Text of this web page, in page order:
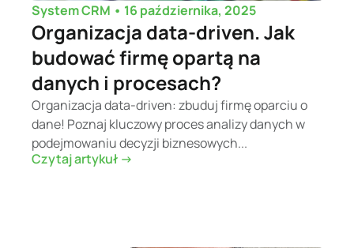
System CRM • 16 października, 2025
Organizacja data-driven. Jak
budować firmę opartą na
danych i procesach?
Organizacja data-driven: zbuduj firmę oparciu o
dane! Poznaj kluczowy proces analizy danych w
podejmowaniu decyzji biznesowych...
Czytaj artykuł ->